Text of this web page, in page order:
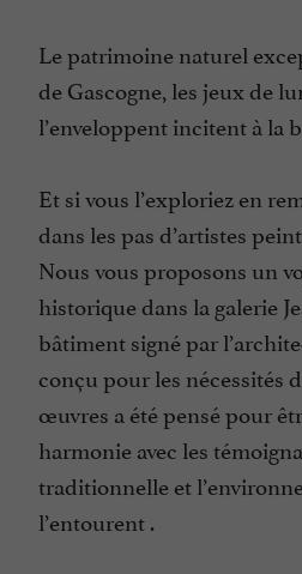
Le patrimoine naturel
de Gascogne, les jeux de
l’enveloppent incitent à la
Et si vous l’exploriez en
dans les pas d’artistes
Nous vous proposons un
historique dans la galerie
bâtiment signé par
conçu pour les nécessités
œuvres a été pensé pour
harmonie avec les
traditionnelle et
l’entourent .